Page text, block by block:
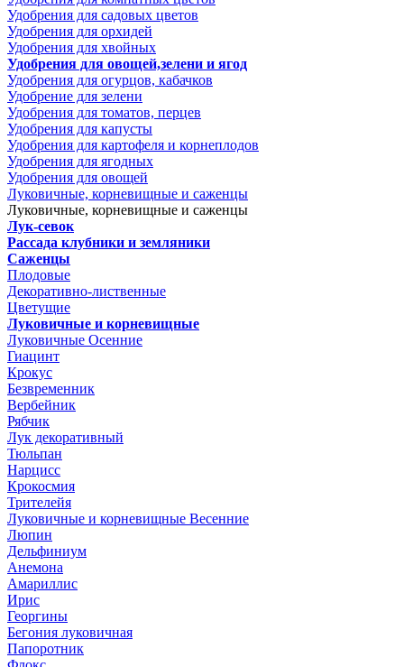
Удобрения для садовых цветов
Удобрения для орхидей
Удобрения для хвойных
Удобрения для овощей,зелени и ягод
Удобрения для огурцов, кабачков
Удобрение для зелени
Удобрения для томатов, перцев
Удобрения для капусты
Удобрения для картофеля и корнеплодов
Удобрения для ягодных
Удобрения для овощей
Луковичные, корневищные и саженцы
Луковичные, корневищные и саженцы
Лук-севок
Рассада клубники и земляники
Саженцы
Плодовые
Декоративно-лиственные
Цветущие
Луковичные и корневищные
Луковичные Осенние
Гиацинт
Крокус
Безвременник
Вербейник
Рябчик
Лук декоративный
Тюльпан
Нарцисс
Крокосмия
Трителейя
Луковичные и корневищные Весенние
Люпин
Дельфиниум
Анемона
Амариллис
Ирис
Георгины
Бегония луковичная
Папоротник